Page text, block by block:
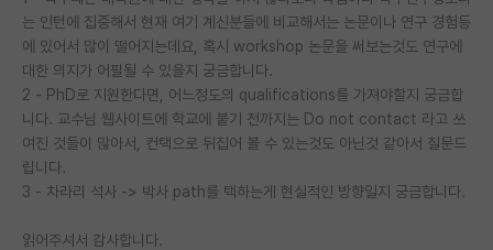
특수/전문대학원 게시판
반도체/AI 게시판
장학금/장학생 게시판
학술 정보 게시판
는 인턴에 집중해서 현재 여기 계신분들에 비교해서는 논문이나 연구 경험등
에 있어서 많이 떨어지는데요, 혹시 workshop 논문을 써보는것도 연구에
대한 의지가 어필될 수 있을지 궁금합니다.
2 - PhD로 지원한다면, 어느정도의 qualifications를 가져야할지 궁금합
니다. 교수님 웹사이트에 학교에 붙기 전까지는 Do not contact 라고 쓰
여진 것들이 많아서, 컨택으로 뒤집어 볼 수 있는것도 아닌것 같아서 질문드
립니다.
3 - 차라리 석사 -> 박사 path를 택하는게 현실적인 방향일지 궁금합니다.
읽어주셔서 감사합니다.